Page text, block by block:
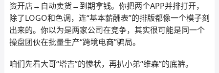
资开店→自动卖货→到期拿钱。你把两个APP并排打开，
除了LOGO和色调，连“基本薪酬表”的排版都像一个模子刻
出来的。你以为是两家公司在竞争，其实很可能是同一个
操盘团伙在批量生产“跨境电商”骗局。
咱们先看大哥“塔吉”的惨状，再扒小弟“维森”的底裤。